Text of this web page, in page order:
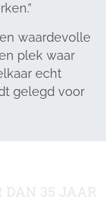
waardevolle
plek waar
echt
gelegd voor
35 JAAR